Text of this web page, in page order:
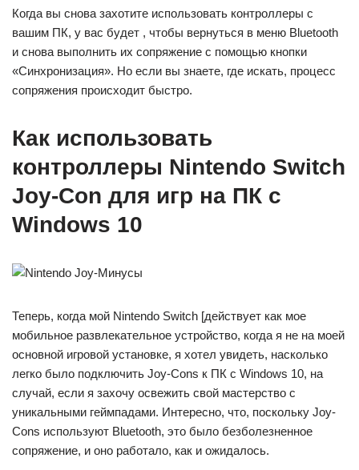
Когда вы снова захотите использовать контроллеры с
вашим ПК, у вас будет , чтобы вернуться в меню Bluetooth
и снова выполнить их сопряжение с помощью кнопки
«Синхронизация». Но если вы знаете, где искать, процесс
сопряжения происходит быстро.
Как использовать
контроллеры Nintendo Switch
Joy-Con для игр на ПК с
Windows 10
Теперь, когда мой Nintendo Switch [действует как мое
мобильное развлекательное устройство, когда я не на моей
основной игровой установке, я хотел увидеть, насколько
легко было подключить Joy-Cons к ПК с Windows 10, на
случай, если я захочу освежить свой мастерство с
уникальными геймпадами. Интересно, что, поскольку Joy-
Cons используют Bluetooth, это было безболезненное
сопряжение, и оно работало, как и ожидалось.